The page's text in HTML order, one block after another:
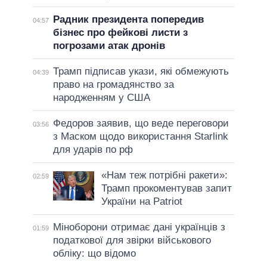
04:57
Радник президента попередив
бізнес про фейкові листи з
погрозами атак дронів
04:39 Трамп підписав укази, які обмежують
право на громадянство за
народженням у США
03:56
Федоров заявив, що веде переговори
з Маском щодо використання Starlink
для ударів по рф
02:59
«Нам теж потрібні ракети»:
Трамп прокоментував запит
України на Patriot
01:59
Міноборони отримає дані українців з
податкової для звірки військового
обліку: що відомо